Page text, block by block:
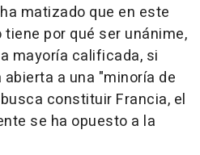
matizado que en este
por qué ser unánime,
mayoría calificada, si
a una "minoría de
constituir Francia, el
se ha opuesto a la